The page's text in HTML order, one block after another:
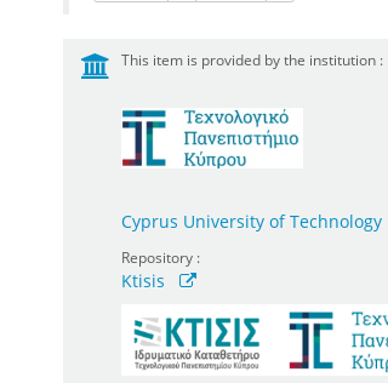
This item is provided by the institution :
Cyprus University of Technology
Repository :
Ktisis